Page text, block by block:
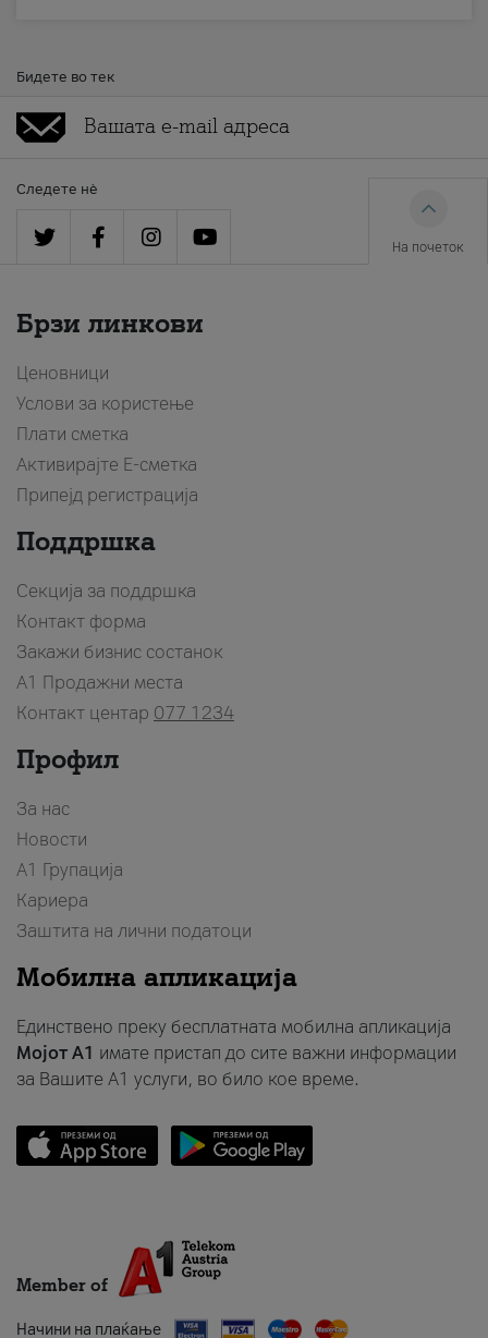
Бидете во тек
Следете нè
На почеток
Брзи линкови
Ценовници
Услови за користење
Плати сметка
Активирајте Е-сметка
Припејд регистрација
Поддршка
Секција за поддршка
Контакт форма
Закажи бизнис состанок
A1 Продажни места
Контакт центар 077 1234
Профил
За нас
Новости
А1 Групација
Кариера
Заштита на лични податоци
Мобилна апликација
Единствено преку бесплатната мобилна апликација
Мојот A1 имате пристап до сите важни информации
за Вашите A1 услуги, во било кое време.
Member of
Начини на плаќање